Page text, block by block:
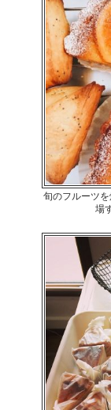
旬のフルーツ
場